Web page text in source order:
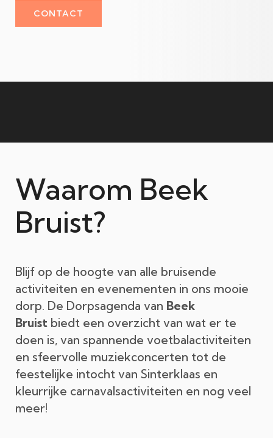
CONTACT
Waarom Beek
Bruist?
Blijf op de hoogte van alle bruisende
activiteiten en evenementen in ons mooie
dorp. De Dorpsagenda van Beek
Bruist biedt een overzicht van wat er te
doen is, van spannende voetbalactiviteiten
en sfeervolle muziekconcerten tot de
feestelijke intocht van Sinterklaas en
kleurrijke carnavalsactiviteiten en nog veel
meer!